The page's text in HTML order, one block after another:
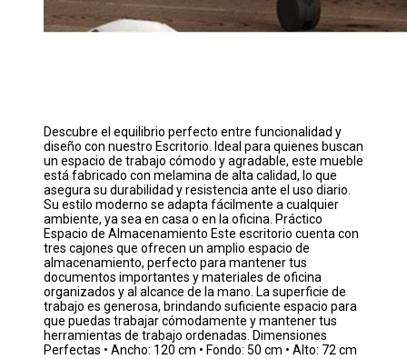
Descubre el equilibrio perfecto entre funcionalidad y
diseño con nuestro Escritorio. Ideal para quienes buscan
un espacio de trabajo cómodo y agradable, este mueble
está fabricado con melamina de alta calidad, lo que
asegura su durabilidad y resistencia ante el uso diario.
Su estilo moderno se adapta fácilmente a cualquier
ambiente, ya sea en casa o en la oficina. Práctico
Espacio de Almacenamiento Este escritorio cuenta con
tres cajones que ofrecen un amplio espacio de
almacenamiento, perfecto para mantener tus
documentos importantes y materiales de oficina
organizados y al alcance de la mano. La superficie de
trabajo es generosa, brindando suficiente espacio para
que puedas trabajar cómodamente y mantener tus
herramientas de trabajo ordenadas. Dimensiones
Perfectas • Ancho: 120 cm • Fondo: 50 cm • Alto: 72 cm